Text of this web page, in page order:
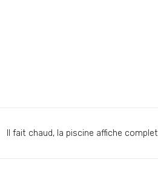
Il fait chaud, la piscine affiche complet